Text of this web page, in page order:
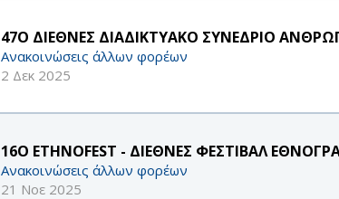
47O ΔΙΕΘΝΕΣ ΔΙΑΔΙΚΤΥΑΚΟ ΣΥΝΕΔΡΙΟ
Ανακοινώσεις άλλων φορέων
2 Δεκ 2025
16Ο ETHNOFEST - ΔΙΕΘΝΕΣ ΦΕΣΤΙΒΑΛ
Ανακοινώσεις άλλων φορέων
21 Νοε 2025